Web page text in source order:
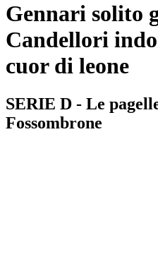
Gennari solito
Candellori
cuor di leone
SERIE D - Le
Fossombrone